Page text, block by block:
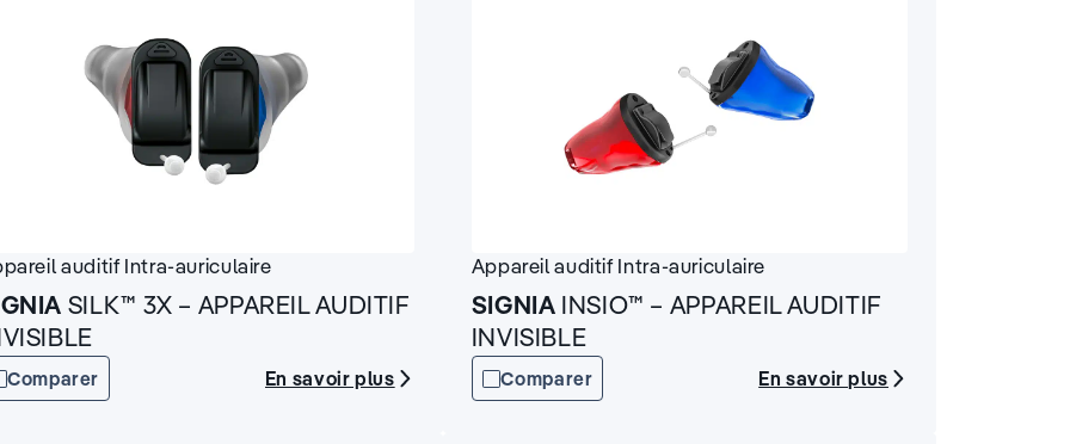
auditifIntra-auriculaire
SILK™ 3X – APPAREIL AUDITIF
Comparer En savoir plus
Appareil auditifIntra-auriculaire
SIGNIA INSIO™ – APPAREIL AUDITIF
INVISIBLE
Comparer En savoir plus